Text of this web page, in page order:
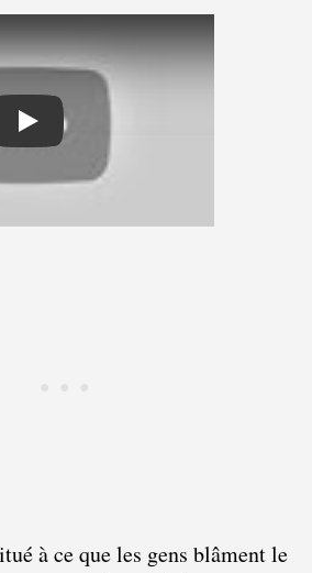
Play
à ce que les gens blâment le